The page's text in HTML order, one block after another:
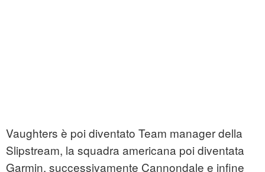
Vaughters è poi diventato Team manager della
Slipstream, la squadra americana poi diventata
Garmin, successivamente Cannondale e infine